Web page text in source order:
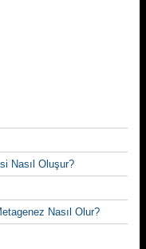
Nasıl Oluşur?
Nasıl Olur?